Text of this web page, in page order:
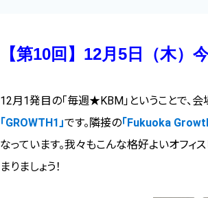
【第10回】12月5日（木
12月1発目の「毎週★KBM」ということで、
「GROWTH1」です。隣接の「Fukuoka
なっています。我々もこんな格好よいオフィ
まりましょう！